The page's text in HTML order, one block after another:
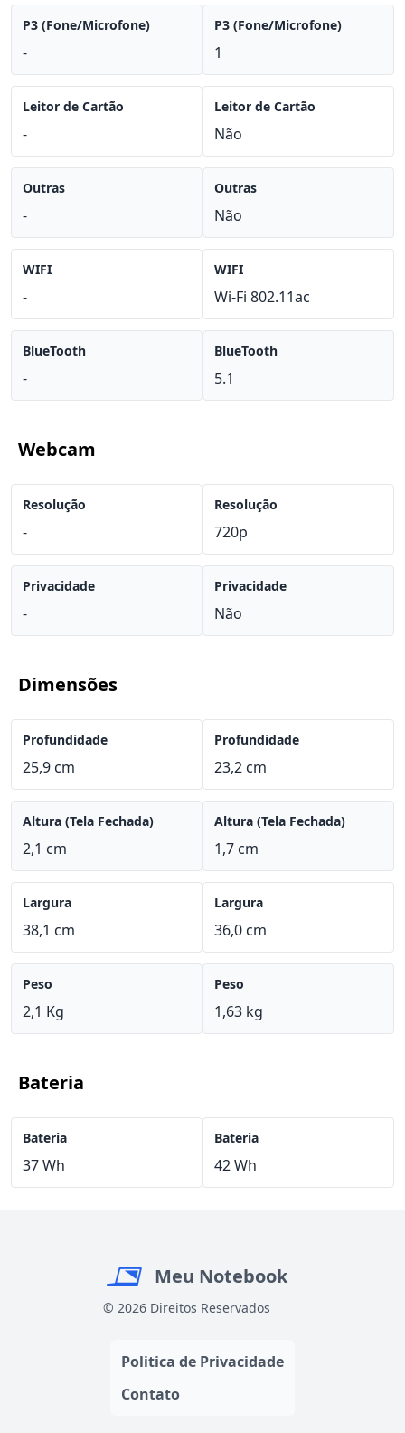
P3 (Fone/Microfone)
-
Leitor de Cartão
-
Outras
-
WIFI
-
BlueTooth
-
P3 (Fone/Microfone)
1
Leitor de Cartão
Não
Outras
Não
WIFI
Wi-Fi 802.11ac
BlueTooth
5.1
Webcam
Resolução
-
Privacidade
-
Resolução
720p
Privacidade
Não
Dimensões
Profundidade
25,9 cm
Altura (Tela Fechada)
2,1 cm
Largura
38,1 cm
Peso
2,1 Kg
Profundidade
23,2 cm
Altura (Tela Fechada)
1,7 cm
Largura
36,0 cm
Peso
1,63 kg
Bateria
Bateria
37 Wh
Bateria
42 Wh
Meu Notebook
© 2026 Direitos Reservados
Politica de Privacidade
Contato